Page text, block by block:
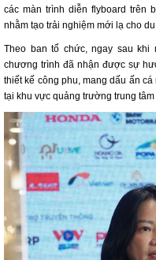
các màn trình diễn flyboard trên
nhằm tạo trải nghiệm mới lạ cho du
Theo ban tổ chức, ngay sau khi
chương trình đã nhận được sự
thiết kế công phu, mang dấu ấn
tại khu vực quảng trường trung tâm